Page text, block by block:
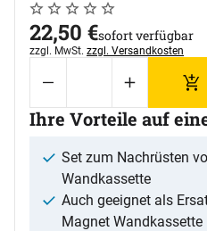
Noch keine Bewertungen
0 Bewertungen
22,50 €sofort verfügbar
Steuerhinweis:
zzgl. MwSt. zzgl. Versandkosten
Ihre Vorteile auf
Set zum Nachrüsten
Wandkassette
Auch geeignet als
Magnet Wandkassette